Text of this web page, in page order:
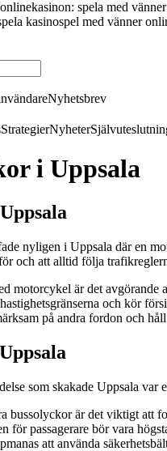
spela med vänner
kasinospel med vänner
Nyhetsbrev
StrategierNyheter
i Uppsala
nyligen i Uppsala där en
och att alltid följa
motorcykel är det avgörande
och kör
på andra fordon och
som skakade Uppsala
bussolyckor är det viktigt att
för passagerare bör vara
att använda